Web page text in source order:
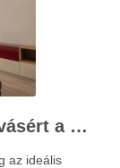
Akciós matracok az ideális alvásért a Netmatrac Webáruházban
az ideális